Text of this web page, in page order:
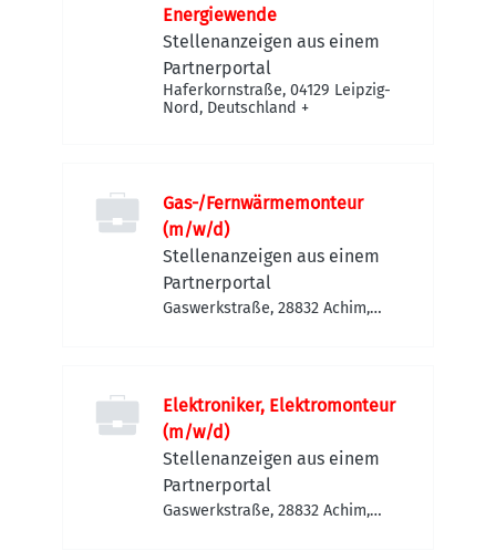
Energiewende
Stellenanzeigen aus einem
Partnerportal
Haferkornstraße, 04129 Leipzig-
Nord, Deutschland +
Gas-/Fernwärmemonteur
(m/w/d)
Stellenanzeigen aus einem
Partnerportal
Gaswerkstraße, 28832 Achim,
Elektroniker, Elektromonteur
(m/w/d)
Stellenanzeigen aus einem
Partnerportal
Gaswerkstraße, 28832 Achim,